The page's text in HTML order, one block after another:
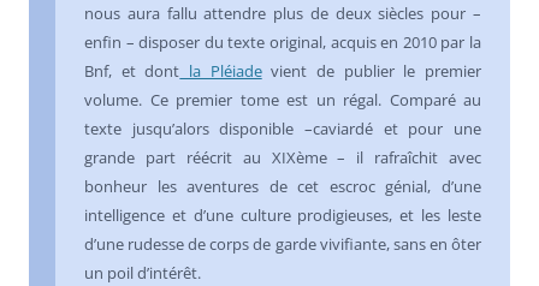
nous aura fallu attendre plus de deux siècles pour –
enfin – disposer du texte original, acquis en 2010 par la
Bnf, et dont la Pléiadevient de publier le premier
volume. Ce premier tome est un régal. Comparé au
texte jusqu’alors disponible –caviardé et pour une
grande part réécrit au XIXème – il rafraîchit avec
bonheur les aventures de cet escroc génial, d’une
intelligence et d’une culture prodigieuses, et les leste
d’une rudesse de corps de garde vivifiante, sans en ôter
un poil d’intérêt.